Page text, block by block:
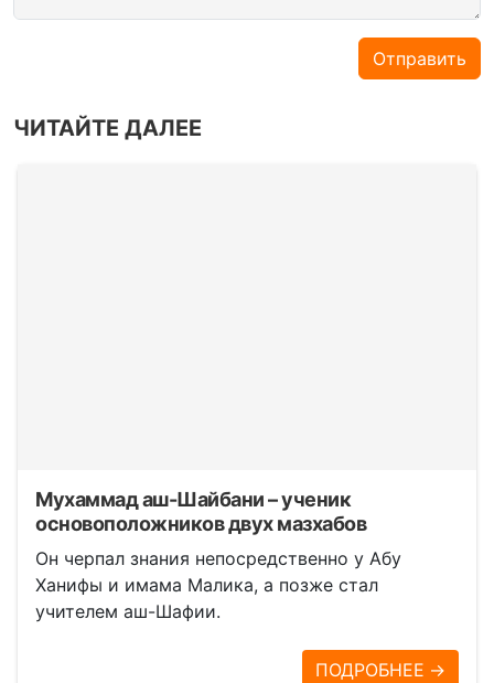
Отправить
ЧИТАЙТЕ ДАЛЕЕ
Мухаммад аш-Шайбани – ученик
основоположников двух мазхабов
Он черпал знания непосредственно у Абу
Ханифы и имама Малика, а позже стал
учителем аш-Шафии.
ПОДРОБНЕЕ →